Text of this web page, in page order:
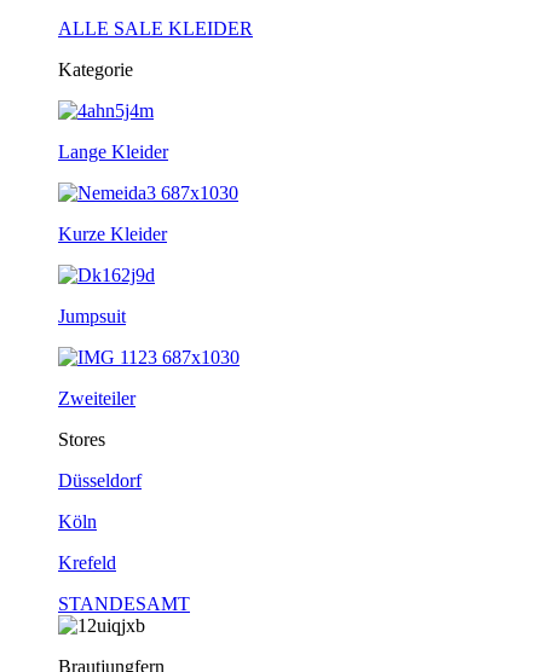
ALLE SALE KLEIDER
Kategorie
Lange Kleider
Kurze Kleider
Jumpsuit
Zweiteiler
Stores
Düsseldorf
Köln
Krefeld
STANDESAMT
Brautjungfern